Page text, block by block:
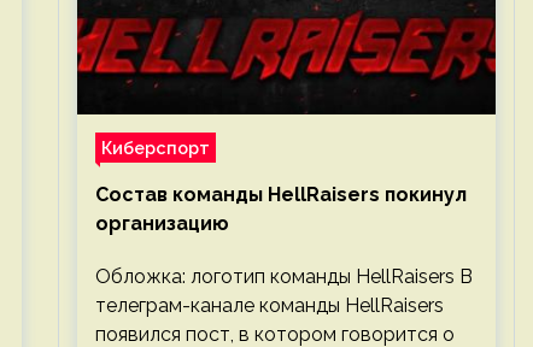
Киберспорт
Состав команды HellRaisers покинул
организацию
Обложка: логотип команды HellRaisers В
телеграм-канале команды HellRaisers
появился пост, в котором говорится о